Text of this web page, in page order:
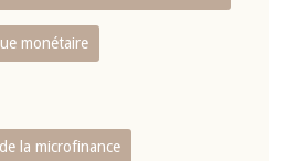
monétaire
la microfinance